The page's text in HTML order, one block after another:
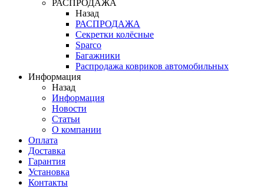
РАСПРОДАЖА
Назад
РАСПРОДАЖА
Секретки колёсные
Sparco
Багажники
Распродажа ковриков автомобильных
Информация
Назад
Информация
Новости
Статьи
О компании
Оплата
Доставка
Гарантия
Установка
Контакты